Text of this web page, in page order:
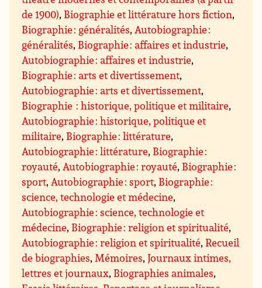
de 1900), Biographie et littérature hors fiction,
Biographie : généralités,Autobiographie :
généralités, Biographie : affaires et industrie,
Autobiographie : affaires et industrie,
Biographie : arts et divertissement,
Autobiographie : arts et divertissement,
Biographie : historique, politique et militaire,
Autobiographie : historique, politique et
militaire, Biographie : littérature,
Autobiographie : littérature, Biographie :
royauté,Autobiographie : royauté, Biographie :
sport,Autobiographie : sport, Biographie :
science, technologie et médecine,
Autobiographie : science, technologie et
médecine, Biographie : religion et spiritualité,
Autobiographie : religion et spiritualité,Recueil
de biographies,Mémoires,Journaux intimes,
lettres et journaux, Biographies animales,